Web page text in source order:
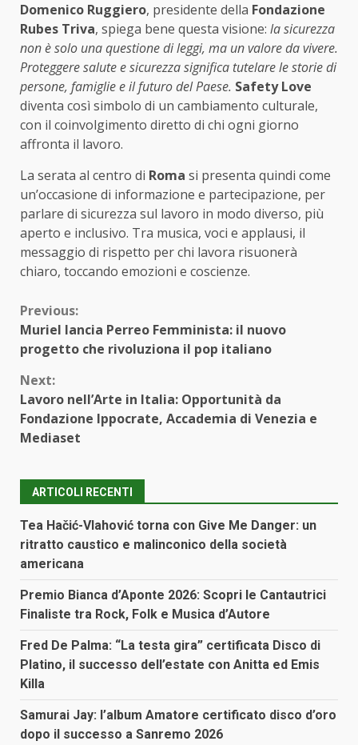
Domenico Ruggiero, presidente della Fondazione
Rubes Triva, spiega bene questa visione: la sicurezza
non è solo una questione di leggi, ma un valore da vivere.
Proteggere salute e sicurezza significa tutelare le storie di
persone, famiglie e il futuro del Paese. Safety Love
diventa così simbolo di un cambiamento culturale,
con il coinvolgimento diretto di chi ogni giorno
affronta il lavoro.
La serata al centro di Roma si presenta quindi come
un’occasione di informazione e partecipazione, per
parlare di sicurezza sul lavoro in modo diverso, più
aperto e inclusivo. Tra musica, voci e applausi, il
messaggio di rispetto per chi lavora risuonerà
chiaro, toccando emozioni e coscienze.
Continue
Reading
Previous:
Muriel lancia Perreo Femminista: il nuovo
progetto che rivoluziona il pop italiano
Next:
Lavoro nell’Arte in Italia: Opportunità da
Fondazione Ippocrate, Accademia di Venezia e
Mediaset
ARTICOLI RECENTI
Tea Hačić-Vlahović torna con Give Me Danger: un
ritratto caustico e malinconico della società
americana
Premio Bianca d’Aponte 2026: Scopri le Cantautrici
Finaliste tra Rock, Folk e Musica d’Autore
Fred De Palma: “La testa gira” certificata Disco di
Platino, il successo dell’estate con Anitta ed Emis
Killa
Samurai Jay: l’album Amatore certificato disco d’oro
dopo il successo a Sanremo 2026